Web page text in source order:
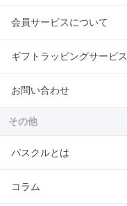
会員サービスについて
ギフトラッピングサービス
お問い合わせ
その他
パスクルとは
コラム